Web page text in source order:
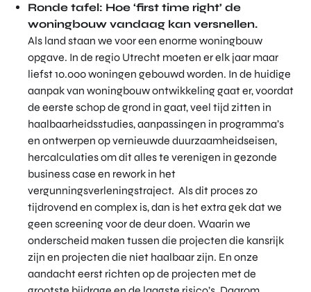
Ronde tafel: Hoe ‘first time right’ de
woningbouw vandaag kan versnellen.
Als land staan we voor een enorme woningbouw
opgave. In de regio Utrecht moeten er elk jaar maar
liefst 10.000 woningen gebouwd worden. In de huidige
aanpak van woningbouw ontwikkeling gaat er, voordat
de eerste schop de grond in gaat, veel tijd zitten in
haalbaarheidsstudies, aanpassingen in programma’s
en ontwerpen op vernieuwde duurzaamheidseisen,
hercalculaties om dit alles te verenigen in gezonde
business case en rework in het
vergunningsverleningstraject. Als dit proces zo
tijdrovend en complex is, dan is het extra gek dat we
geen screening voor de deur doen. Waarin we
onderscheid maken tussen die projecten die kansrijk
zijn en projecten die niet haalbaar zijn. En onze
aandacht eerst richten op de projecten met de